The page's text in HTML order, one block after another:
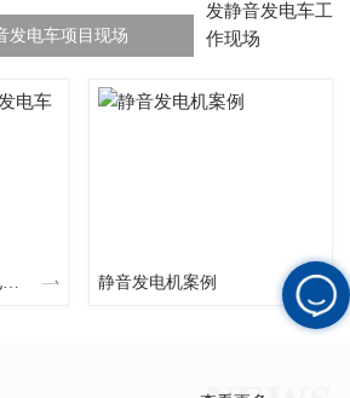
发电车项目现场
静音发电机案例